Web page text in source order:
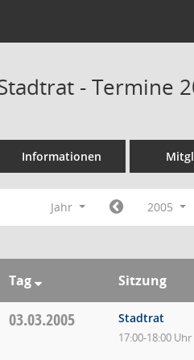
navigation
- Termine
Informationen
Jahr 2005
Tag Sitzung
03.03.2005 Stadtrat
17:00-18:00 Uhr